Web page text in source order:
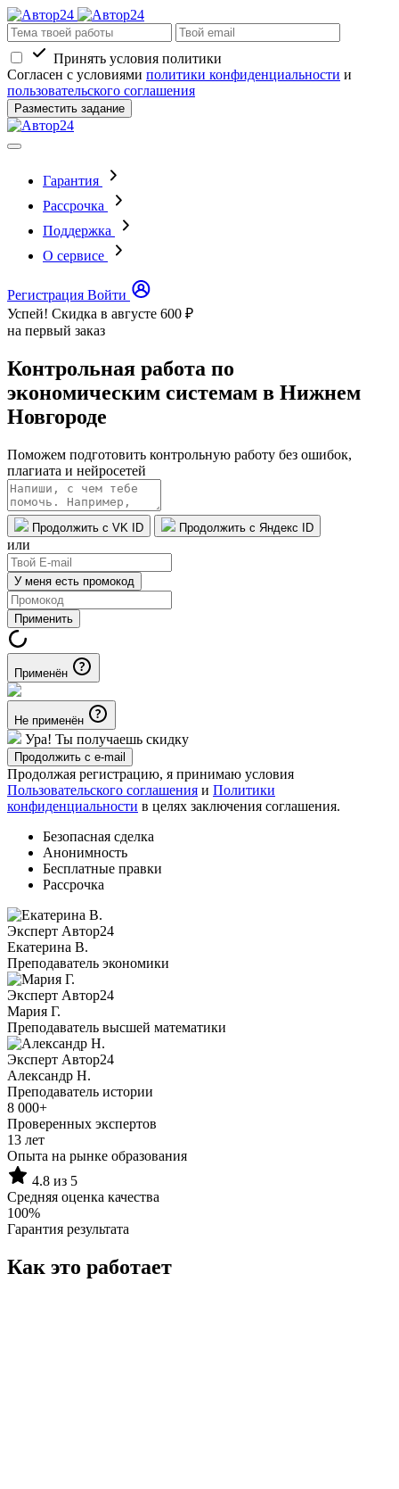
Принять условия политики
Согласен с условиями политики конфиденциальности и
пользовательского соглашения
Разместить задание
Гарантия
Рассрочка
Поддержка
О сервисе
Регистрация Войти
Успей! Скидка в августе 600 ₽
на первый заказ
Контрольная работа по
экономическим системам в Нижнем
Новгороде
Поможем подготовить контрольную работу без ошибок,
плагиата и нейросетей
Продолжить с VK ID Продолжить с Яндекс ID
или
У меня есть промокод
Применить
Применён
Не применён
Ура! Ты получаешь скидку
Продолжить с e-mail
Продолжая регистрацию, я принимаю условия
Пользовательского соглашения и Политики
конфиденциальности в целях заключения соглашения.
Безопасная сделка
Анонимность
Бесплатные правки
Рассрочка
Эксперт Автор24
Екатерина B.
Преподаватель экономики
Эксперт Автор24
Мария Г.
Преподаватель высшей математики
Эксперт Автор24
Александр Н.
Преподаватель истории
8 000+
Проверенных экспертов
13 лет
Опыта на рынке образования
4.8 из 5
Средняя оценка качества
100%
Гарантия результата
Как это работает